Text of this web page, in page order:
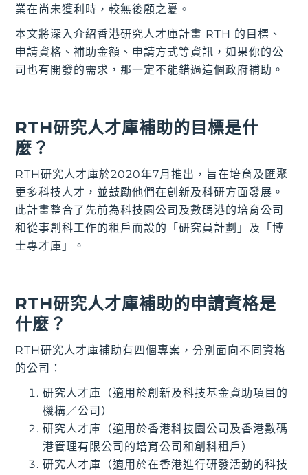
業在尚未獲利時，較無後顧之憂。
本文將深入介紹香港研究人才庫計畫 RTH 的目標、
申請資格、補助金額、申請方式等資訊，如果你的公
司也有開發的需求，那一定不能錯過這個政府補助。
RTH研究人才庫補助的目標是什
麼？
RTH研究人才庫於2020年7月推出，旨在培育及匯聚
更多科技人才，並鼓勵他們在創新及科研方面發展。
此計畫整合了先前為科技園公司及數碼港的培育公司
和從事創科工作的租戶而設的「研究員計劃」及「博
士專才庫」。
RTH研究人才庫補助的申請資格是
什麼？
RTH研究人才庫補助有四個專案，分別面向不同資格
的公司：
研究人才庫（適用於創新及科技基金資助項目的
機構／公司）
研究人才庫（適用於香港科技園公司及香港數碼
港管理有限公司的培育公司和創科租戶）
研究人才庫（適用於在香港進行研發活動的科技